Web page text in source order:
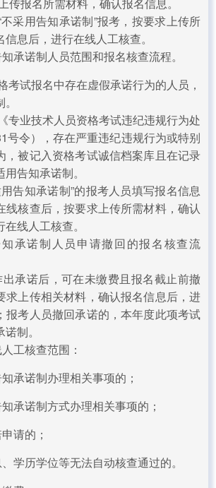
不采用告知承诺制”报考，按要求上传所
息后，进行在线人工核查。
承诺制人员范围和报名核查流程。
考试报名中存在虚假承诺行为的人员，
专业技术人员资格考试违纪违规行为处
号令），存在严重违纪违规行为或特别
，被记入资格考试诚信档案库且在记录
告知承诺制。
用告知承诺制”的报考人员填写报名信息
线核查后，按要求上传所需材料，确认
线人工核查。
承诺制人员申请撤回的报名核查流
承诺后，可在未缴费且报名截止前撤
求上传相关材料，确认报名信息后，进
报考人员撤回承诺的，本年度此项考试
制。
人工核查范围：
承诺制办理相关事项的；
承诺制方式办理相关事项的；
请的；
学历学位等无法自动核查通过的。